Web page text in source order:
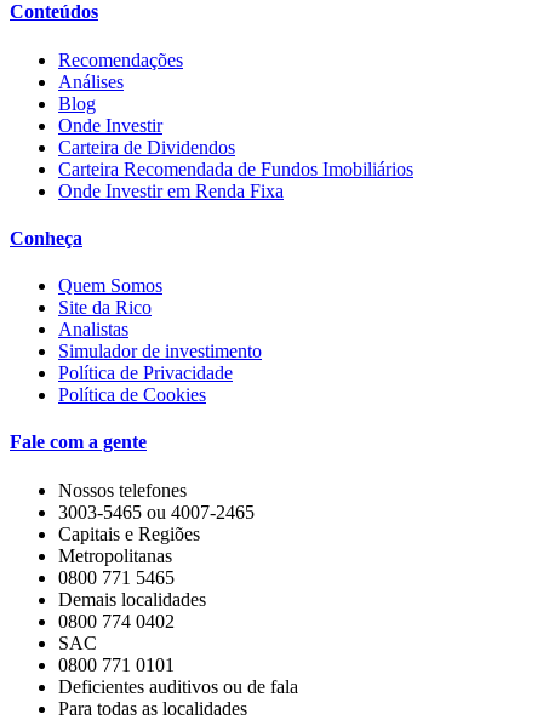
Conteúdos
Recomendações
Análises
Blog
Onde Investir
Carteira de Dividendos
Carteira Recomendada de Fundos Imobiliários
Onde Investir em Renda Fixa
Conheça
Quem Somos
Site da Rico
Analistas
Simulador de investimento
Política de Privacidade
Política de Cookies
Fale com a gente
Nossos telefones
3003-5465 ou 4007-2465
Capitais e Regiões
Metropolitanas
0800 771 5465
Demais localidades
0800 774 0402
SAC
0800 771 0101
Deficientes auditivos ou de fala
Para todas as localidades